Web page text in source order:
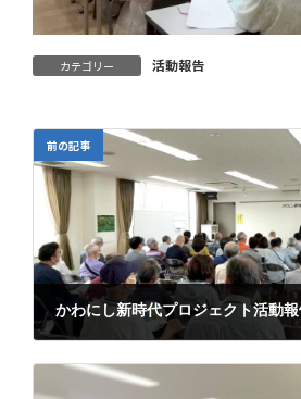
カテゴリー 活動報告
前の記事
かわにし新時代プロジェクト活動